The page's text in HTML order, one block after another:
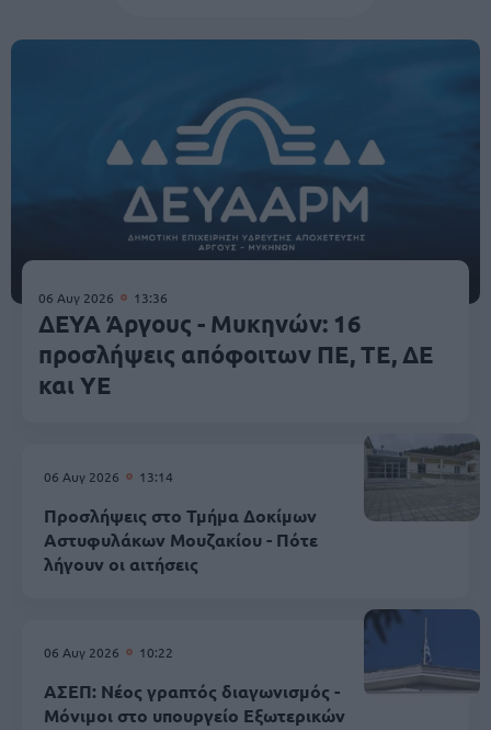
06 Αυγ 2026 13:36
ΔΕΥΑ Άργους - Μυκηνών: 16
προσλήψεις απόφοιτων ΠΕ, ΤΕ, ΔΕ
και ΥΕ
06 Αυγ 2026 13:14
Προσλήψεις στο Τμήμα Δοκίμων
Αστυφυλάκων Mουζακίου - Πότε
λήγουν οι αιτήσεις
06 Αυγ 2026 10:22
ΑΣΕΠ: Νέος γραπτός διαγωνισμός -
Μόνιμοι στο υπουργείο Εξωτερικών